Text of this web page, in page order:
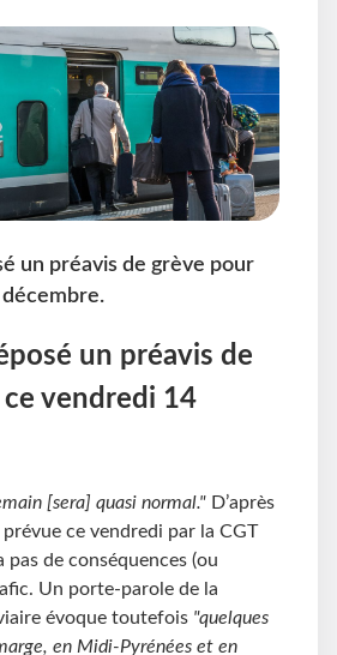
un préavis de grève pour
un préavis de
vendredi 14
[sera] quasi normal." D’après
prévue ce vendredi par la CGT
pas de conséquences (ou
Un porte-parole de la
évoque toutefois "quelques
en Midi-Pyrénées et en